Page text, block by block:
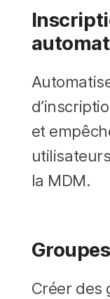
et
la MDM.
Créer des